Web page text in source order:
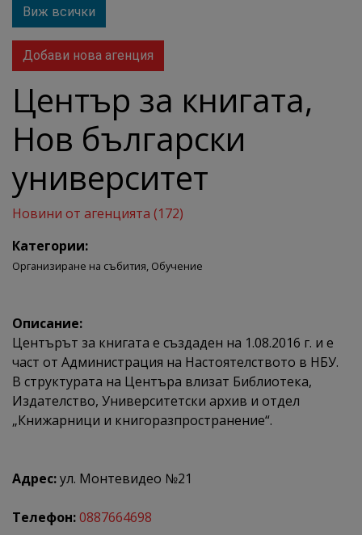
Виж всички
Добави нова агенция
Център за книгата,
Нов български
университет
Новини от агенцията (172)
Категории:
Организиране на събития, Обучение
Описание:
Центърът за книгата е създаден на 1.08.2016 г. и е
част от Администрация на Настоятелството в НБУ.
В структурата на Центъра влизат Библиотека,
Издателство, Университетски архив и отдел
„Книжарници и книгоразпространение“.
Адрес:ул. Монтевидео №21
Телефон:0887664698